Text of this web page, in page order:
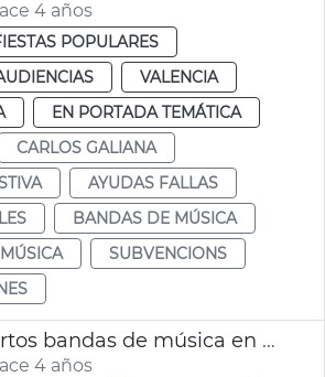
4 años
POPULARES
VALENCIA
EN PORTADA TEMÁTICA
CARLOS GALIANA
AYUDAS FALLAS
BANDAS DE MÚSICA
SUBVENCIONS
Ciclo conciertos bandas de música en escuelas municipales
4 años